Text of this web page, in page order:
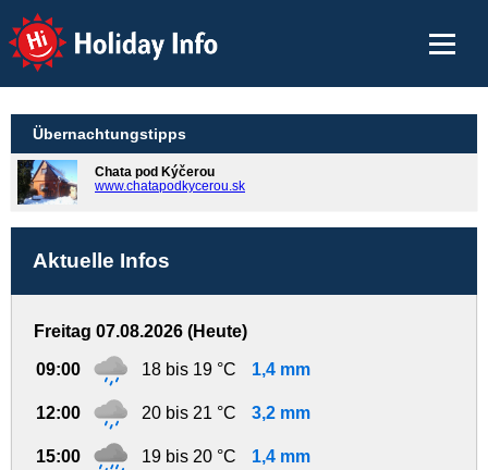
Holiday Info
Übernachtungstipps
Chata pod Kýčerou
www.chatapodkycerou.sk
Aktuelle Infos
Freitag 07.08.2026 (Heute)
09:00 18 bis 19 °C 1,4 mm
12:00 20 bis 21 °C 3,2 mm
15:00 19 bis 20 °C 1,4 mm